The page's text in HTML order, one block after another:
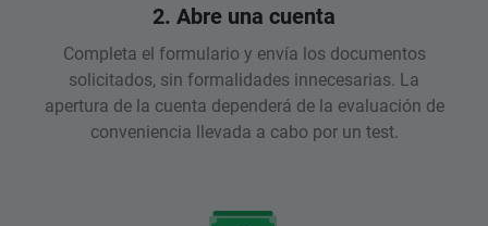
2. Abre una cuenta
Completa el formulario y envía los documentos
solicitados, sin formalidades innecesarias. La
apertura de la cuenta dependerá de la evaluación de
conveniencia llevada a cabo por un test.